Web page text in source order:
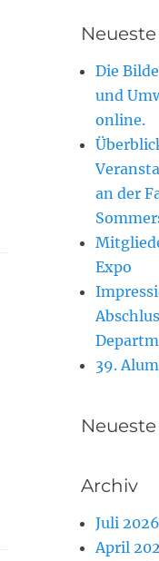
Die
und
online.
an der
Expo
39.
Archiv
Juli 2026
April